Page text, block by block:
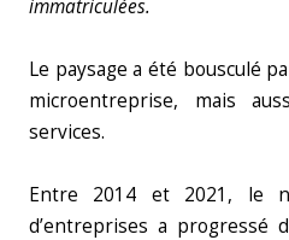
immatriculées.
Le paysage a été bousculé
microentreprise, mais
services.
Entre 2014 et 2021, le
d’entreprises a progressé